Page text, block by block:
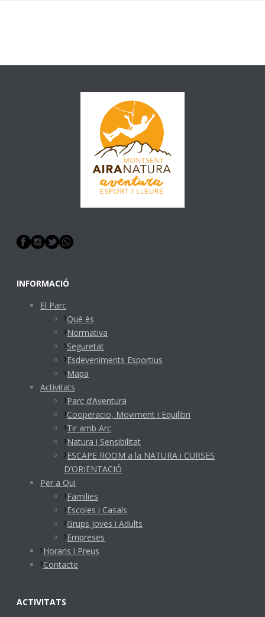
INFORMACIÓ
El Parc
Què és
Normativa
Seguretat
Esdeveniments Esportius
Mapa
Activitats
Parc d’Aventura
Cooperacio, Moviment i Equilibri
Tir amb Arc
Natura i Sensibilitat
ESCAPE ROOM a la NATURA i CURSES
D’ORIENTACIÓ
Per a Qui
Families
Escoles i Casals
Grups Joves i Adults
Empreses
Horaris i Preus
Contacte
ACTIVITATS